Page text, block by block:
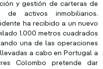
y gestión de carteras de
activos inmobiliarios.
ha recibido a un nuevo
1.000 metros cuadrados
una de las operaciones
a cabo en Portugal a
Colombo pretende dar